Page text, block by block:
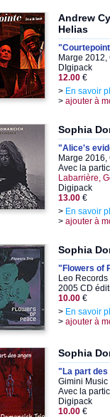
Andrew
Helias
Marge
DIgipack
12.00 €
> En savoir
> ajouter à
Sophia
"Alice's
Marge
Avec la
Labarrière,
Digipack
13.00 €
> En savoir
> ajouter à
Sophia
"Flowers of
Leo
2005 CD
10.00 €
> En savoir
> ajouter à
Sophia
"La part des
Gimini
Avec la
Digipack
10.00 €